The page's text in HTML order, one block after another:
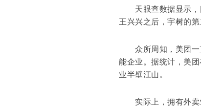
天眼查数据显示，目
王兴兴之后，宇树的第
众所周知，美团一
能企业。据统计，美
业半壁江山。
实际上，拥有外卖